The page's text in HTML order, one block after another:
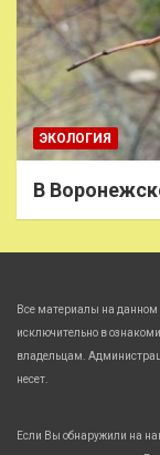
ЭКОЛОГИЯ
В
Все материалы на данном
исключительно в
владельцам.
несет.
Если Вы обнаружили на